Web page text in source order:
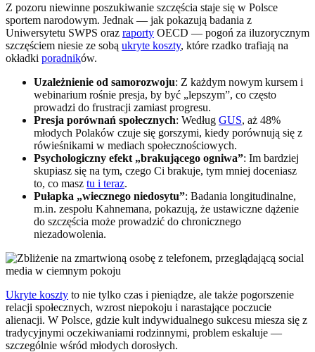
Z pozoru niewinne poszukiwanie szczęścia staje się w Polsce
sportem narodowym. Jednak — jak pokazują badania z
Uniwersytetu SWPS oraz raporty OECD — pogoń za iluzorycznym
szczęściem niesie ze sobą ukryte koszty, które rzadko trafiają na
okładki poradników.
Uzależnienie od samorozwoju: Z każdym nowym kursem i
webinarium rośnie presja, by być „lepszym”, co często
prowadzi do frustracji zamiast progresu.
Presja porównań społecznych: Według GUS, aż 48%
młodych Polaków czuje się gorszymi, kiedy porównują się z
rówieśnikami w mediach społecznościowych.
Psychologiczny efekt „brakującego ogniwa”: Im bardziej
skupiasz się na tym, czego Ci brakuje, tym mniej doceniasz
to, co masz tu i teraz.
Pułapka „wiecznego niedosytu”: Badania longitudinalne,
m.in. zespołu Kahnemana, pokazują, że ustawiczne dążenie
do szczęścia może prowadzić do chronicznego
niezadowolenia.
Ukryte koszty to nie tylko czas i pieniądze, ale także pogorszenie
relacji społecznych, wzrost niepokoju i narastające poczucie
alienacji. W Polsce, gdzie kult indywidualnego sukcesu miesza się z
tradycyjnymi oczekiwaniami rodzinnymi, problem eskaluje —
szczególnie wśród młodych dorosłych.